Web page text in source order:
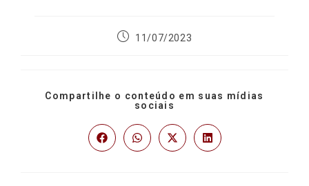
11/07/2023
Compartilhe o conteúdo em suas mídias
sociais